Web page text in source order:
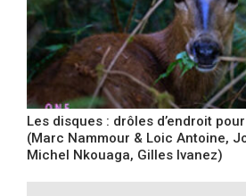
Les disques : drôles d’endroit
(Marc Nammour & Loic Antoine,
Michel Nkouaga, Gilles Ivanez)